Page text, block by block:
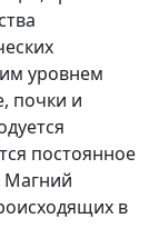
уровнем
почки и
постоянное
Магний
в